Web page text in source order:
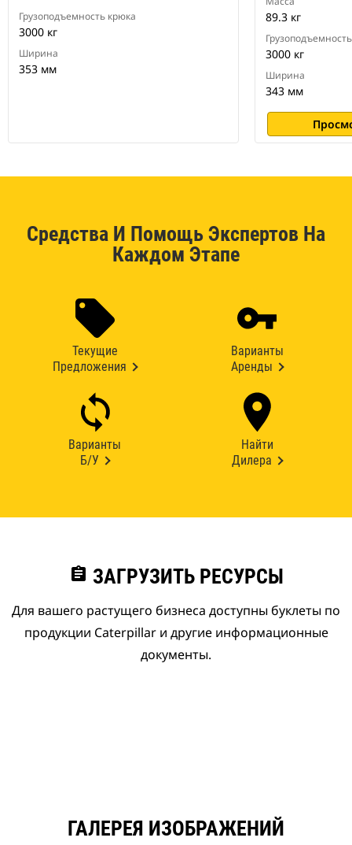
Грузоподъемность крюка
3000 кг
Ширина
353 мм
89.3 кг
3000 кг
Ширина
343 мм
Средства И Помощь Экспертов На
Каждом Этапе
Текущие
Предложения
Варианты
Аренды
Варианты
Б/У
Найти
Дилера
assignment ЗАГРУЗИТЬ РЕСУРСЫ
Для вашего растущего бизнеса доступны буклеты по
продукции Caterpillar и другие информационные
документы.
ГАЛЕРЕЯ ИЗОБРАЖЕНИЙ